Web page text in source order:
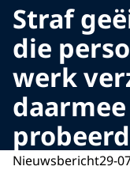
Straf
die
werk
Nieuwsbericht29-